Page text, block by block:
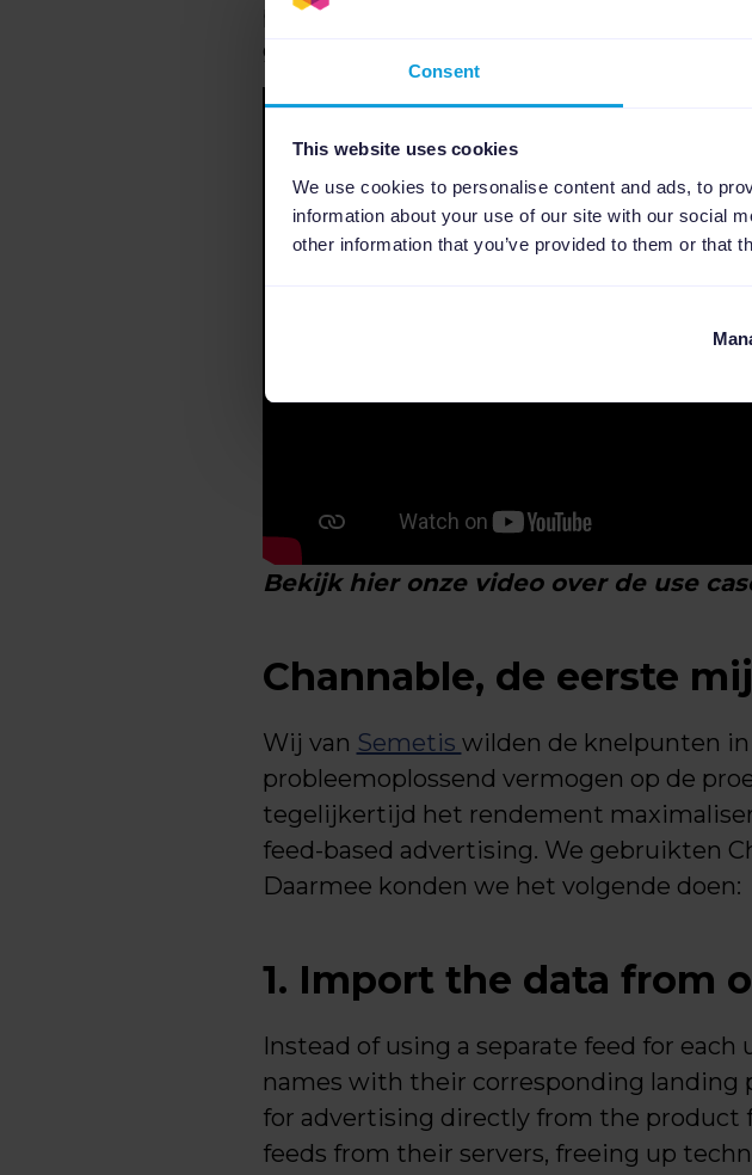
Consent
This website uses cookies
We use cookies to personalise content and ads, to
information about your use of our site with our social
other information that you’ve provided to them or that
promotieboodschappen moeilijk
geïmplementeerd.
Bekijk hier onze video over de use
Channable, de eerste
Wij van Semetis wilden de knelpunten
probleemoplossend vermogen op de
tegelijkertijd het rendement
feed-based advertising. We gebruikten
Daarmee konden we het volgende doen:
1. Import the data from
Instead of using a separate feed for
names with their corresponding landing
for advertising directly from the product
feeds from their servers, freeing up